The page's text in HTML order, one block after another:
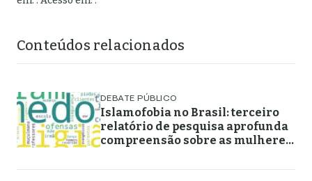
Conteúdos relacionados
DEBATE PÚBLICO
Islamofobia no Brasil: terceiro
relatório de pesquisa aprofunda
compreensão sobre as mulheres